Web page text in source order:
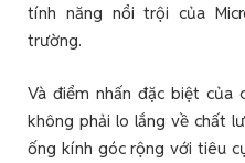
tính năng nổi trội của
trường.
Và điểm nhấn đặc biệt của
không phải lo lắng về chất
ống kính góc rộng với tiêu